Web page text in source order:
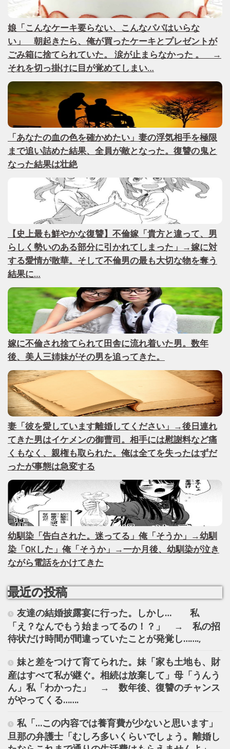
娘「こんなケーキ要らない、こんなパパはいらな
い」 朝起きたら、俺が買ったケーキとプレゼントが
ごみ箱に捨てられていた。 涙が止まらなかった 。 →
それを切っ掛けに目が覚めてしまい…
「あなたの血の色を確かめたい」妻の浮気相手を極限
まで追い詰めた結果、全員が敵となった。復讐の鬼と
なった結果は壮絶
【史上最も鮮やかな復讐】不倫嫁「貴方と違って、男
らしく勢いのある部分に引かれてしまった」→嫁に対
する愛情が散華。そして不倫男の最も大切な物を奪う
結果に…
嫁に不倫され捨てられて田舎に流れ着いた男。数年
後、美人三姉妹がその男を追ってきた。
妻「彼を愛しています離婚してください」→後日連れ
てきた男はイケメンの御曹司。相手には慰謝料など痛
くもなく、親権も取られた。俺は全てを失ったはずだ
ったが事態は急変する
幼馴染「告白された。迷ってる」俺「そうか」→幼馴
染「OKした」俺「そうか」→一か月後、幼馴染が泣き
ながら電話をかけてきた
最近の投稿
友達の結婚披露宴に行った。しかし… 私
「え？なんでもう始まってるの！？」 → 私の招
待状だけ時間が間違っていたことが発覚し…….,
妹と差をつけて育てられた。妹「家も土地も、財
産はすべて私が継ぐ。相続は放棄して」母「うんう
ん」私「わかった」 → 数年後、復讐のチャンス
がやってくる…….
私「…この内容では養育費が少ないと思います」
旦那の弁護士「むしろ多いくらいでしょう。離婚し